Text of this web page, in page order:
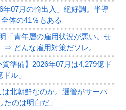
年07月の輸出入」絶好調。半導
体の41％もある
「青年層の雇用状況が悪い。せ
⇒ どんな雇用対策だソレ。
貨準備】2026年07月は4,279億ド
ル」
は北朝鮮なのか。選管がサーバ
のは明白だ」